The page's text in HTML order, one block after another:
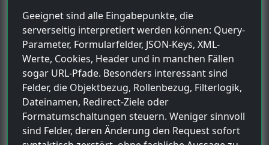
Geeignet sind alle Eingabepunkte, die
serverseitig interpretiert werden können: Query-
Parameter, Formularfelder, JSON-Keys, XML-
Werte, Cookies, Header und in manchen Fällen
sogar URL-Pfade. Besonders interessant sind
Felder, die Objektbezug, Rollenbezug, Filterlogik,
Dateinamen, Redirect-Ziele oder
Formatumschaltungen steuern. Weniger sinnvoll
sind Felder, deren Änderung den Request sofort